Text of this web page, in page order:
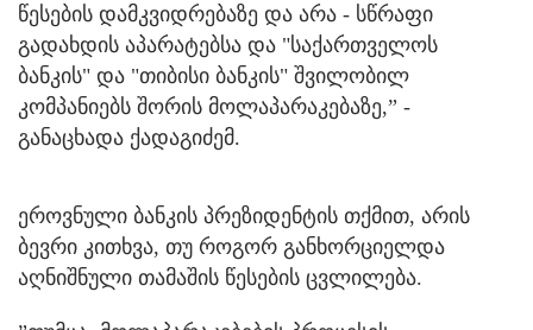
წესების დამკვიდრებაზე და არა - სწრაფი
გადახდის აპარატებსა და "საქართველოს
ბანკის" და "თიბისი ბანკის" შვილობილ
კომპანიებს შორის მოლაპარაკებაზე,” -
განაცხადა ქადაგიძემ.
ეროვნული ბანკის პრეზიდენტის თქმით, არის
ბევრი კითხვა, თუ როგორ განხორციელდა
აღნიშნული თამაშის წესების ცვლილება.